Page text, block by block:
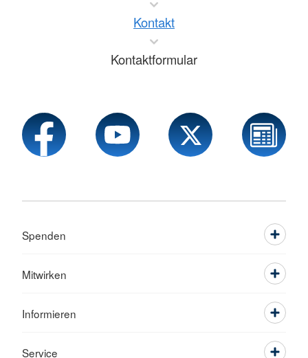
Kontakt
Kontaktformular
Spenden
Mitwirken
Informieren
Service